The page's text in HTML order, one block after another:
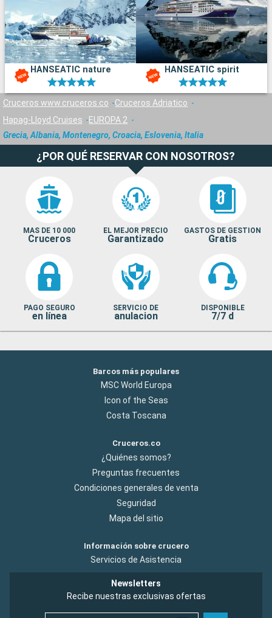
HANSEATIC nature HANSEATIC spirit
Cruceros www.cruceros.co
Cruceros Adriatico
Hapag-Lloyd Cruises
EUROPA 2
Grecia, Albania, Montenegro, Croacia, Eslovenia, Italia
¿POR QUÉ RESERVAR CON NOSOTROS?
MAS DE 10 000
Cruceros
EL MEJOR PRECIO
Garantizado
GASTOS DE GESTION
Gratis
PAGO SEGURO
en línea
SERVICIO DE
anulacion
DISPONIBLE
7/7 d
Barcos más populares
MSC World Europa
Icon of the Seas
Costa Toscana
Cruceros.co
¿Quiénes somos?
Preguntas frecuentes
Condiciones generales de venta
Seguridad
Mapa del sitio
Información sobre crucero
Servicios de Asistencia
Newsletters
Recibe nuestras exclusivas ofertas